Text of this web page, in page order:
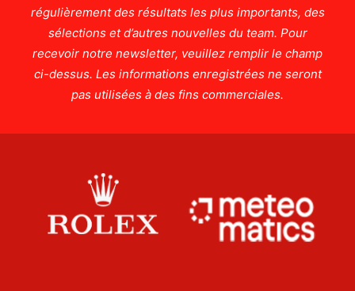
régulièrement des résultats les plus importants, des
sélections et d’autres nouvelles du team. Pour
recevoir notre newsletter, veuillez remplir le champ
ci-dessus. Les informations enregistrées ne seront
pas utilisées à des fins commerciales.